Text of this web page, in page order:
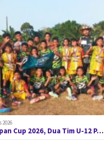
2026
Cup 2026, Dua Tim U-12 P…